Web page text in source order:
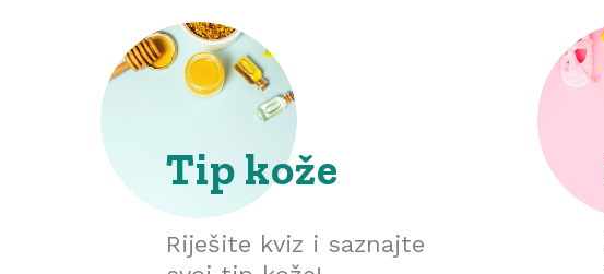
Tip kože
Riješite kviz i saznajte